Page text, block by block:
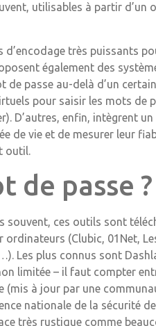
utilisables à partir d’un
très puissants
également des
passe au-delà d’un
pour saisir les mots de
D’autres, enfin, intègrent
de vie et de mesurer leur
outil.
de passe ?
souvent, ces outils sont
(Clubic, 01Net,
Les plus connus sont
limitée – il faut compter
(mis à jour par une
nationale de la sécurité
très rustique comme